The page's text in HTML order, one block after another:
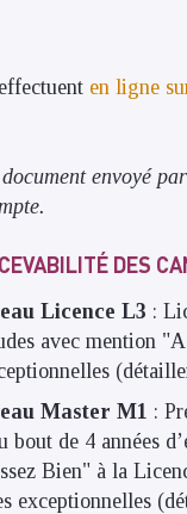
en ligne
envoyé
DES
Licence L3 :
avec mention
Master M1 :
bout de 4 années
Bien" à la
exceptionnelles